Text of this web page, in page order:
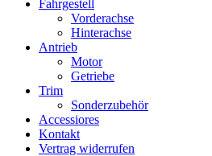
Fahrgestell
Vorderachse
Hinterachse
Antrieb
Motor
Getriebe
Trim
Sonderzubehör
Accessiores
Kontakt
Vertrag widerrufen